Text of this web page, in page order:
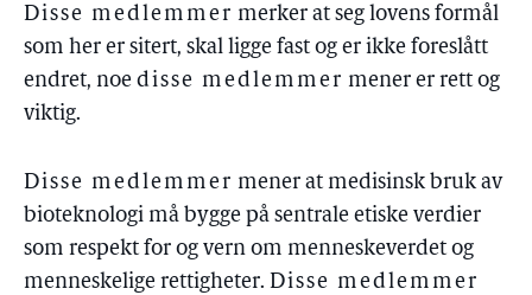
Disse medlemmer merker at seg lovens formål
som her er sitert, skal ligge fast og er ikke foreslått
endret, noe disse medlemmer mener er rett og
viktig.
Disse medlemmer mener at medisinsk bruk av
bioteknologi må bygge på sentrale etiske verdier
som respekt for og vern om menneskeverdet og
menneskelige rettigheter. Disse medlemmer